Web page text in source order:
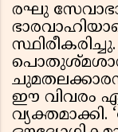
രഘു
ഈ വിവരം
വ്യക്തമാക്കി.